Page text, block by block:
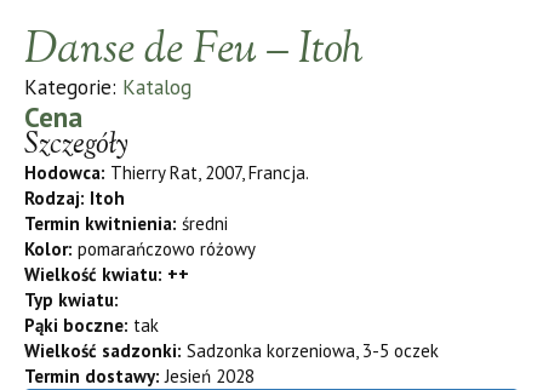
Danse de Feu – Itoh
Kategorie: Katalog
Cena
Szczegóły
Hodowca: Thierry Rat, 2007, Francja.
Rodzaj: Itoh
Termin kwitnienia: średni
Kolor: pomarańczowo różowy
Wielkość kwiatu: ++
Typ kwiatu:
Pąki boczne: tak
Wielkość sadzonki: Sadzonka korzeniowa, 3-5 oczek
Termin dostawy: Jesień 2028